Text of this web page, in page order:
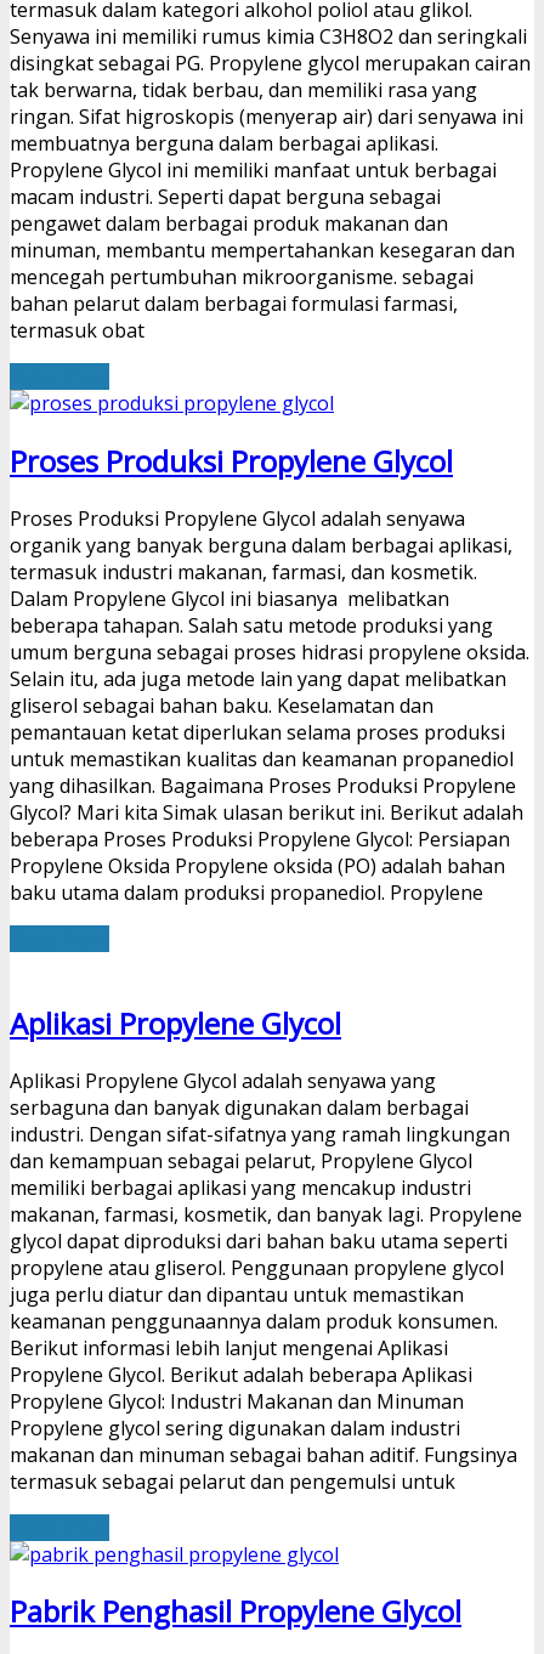
termasuk dalam kategori alkohol poliol atau glikol.
Senyawa ini memiliki rumus kimia C3H8O2 dan seringkali
disingkat sebagai PG. Propylene glycol merupakan cairan
tak berwarna, tidak berbau, dan memiliki rasa yang
ringan. Sifat higroskopis (menyerap air) dari senyawa ini
membuatnya berguna dalam berbagai aplikasi.
Propylene Glycol ini memiliki manfaat untuk berbagai
macam industri. Seperti dapat berguna sebagai
pengawet dalam berbagai produk makanan dan
minuman, membantu mempertahankan kesegaran dan
mencegah pertumbuhan mikroorganisme. sebagai
bahan pelarut dalam berbagai formulasi farmasi,
termasuk obat
Proses Produksi Propylene Glycol
Proses Produksi Propylene Glycol adalah senyawa
organik yang banyak berguna dalam berbagai aplikasi,
termasuk industri makanan, farmasi, dan kosmetik.
Dalam Propylene Glycol ini biasanya melibatkan
beberapa tahapan. Salah satu metode produksi yang
umum berguna sebagai proses hidrasi propylene oksida.
Selain itu, ada juga metode lain yang dapat melibatkan
gliserol sebagai bahan baku. Keselamatan dan
pemantauan ketat diperlukan selama proses produksi
untuk memastikan kualitas dan keamanan propanediol
yang dihasilkan. Bagaimana Proses Produksi Propylene
Glycol? Mari kita Simak ulasan berikut ini. Berikut adalah
beberapa Proses Produksi Propylene Glycol: Persiapan
Propylene Oksida Propylene oksida (PO) adalah bahan
baku utama dalam produksi propanediol. Propylene
Aplikasi Propylene Glycol
Aplikasi Propylene Glycol adalah senyawa yang
serbaguna dan banyak digunakan dalam berbagai
industri. Dengan sifat-sifatnya yang ramah lingkungan
dan kemampuan sebagai pelarut, Propylene Glycol
memiliki berbagai aplikasi yang mencakup industri
makanan, farmasi, kosmetik, dan banyak lagi. Propylene
glycol dapat diproduksi dari bahan baku utama seperti
propylene atau gliserol. Penggunaan propylene glycol
juga perlu diatur dan dipantau untuk memastikan
keamanan penggunaannya dalam produk konsumen.
Berikut informasi lebih lanjut mengenai Aplikasi
Propylene Glycol. Berikut adalah beberapa Aplikasi
Propylene Glycol: Industri Makanan dan Minuman
Propylene glycol sering digunakan dalam industri
makanan dan minuman sebagai bahan aditif. Fungsinya
termasuk sebagai pelarut dan pengemulsi untuk
Pabrik Penghasil Propylene Glycol